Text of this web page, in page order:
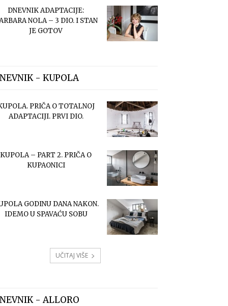
DNEVNIK ADAPTACIJE:
NOLA – 3 DIO. I STAN
JE GOTOV
- KUPOLA
PRIČA O TOTALNOJ
ADAPTACIJI. PRVI DIO.
KUPOLA – PART 2. PRIČA O
KUPAONICI
GODINU DANA NAKON.
IDEMO U SPAVAĆU SOBU
UČITAJ VIŠE
- ALLORO